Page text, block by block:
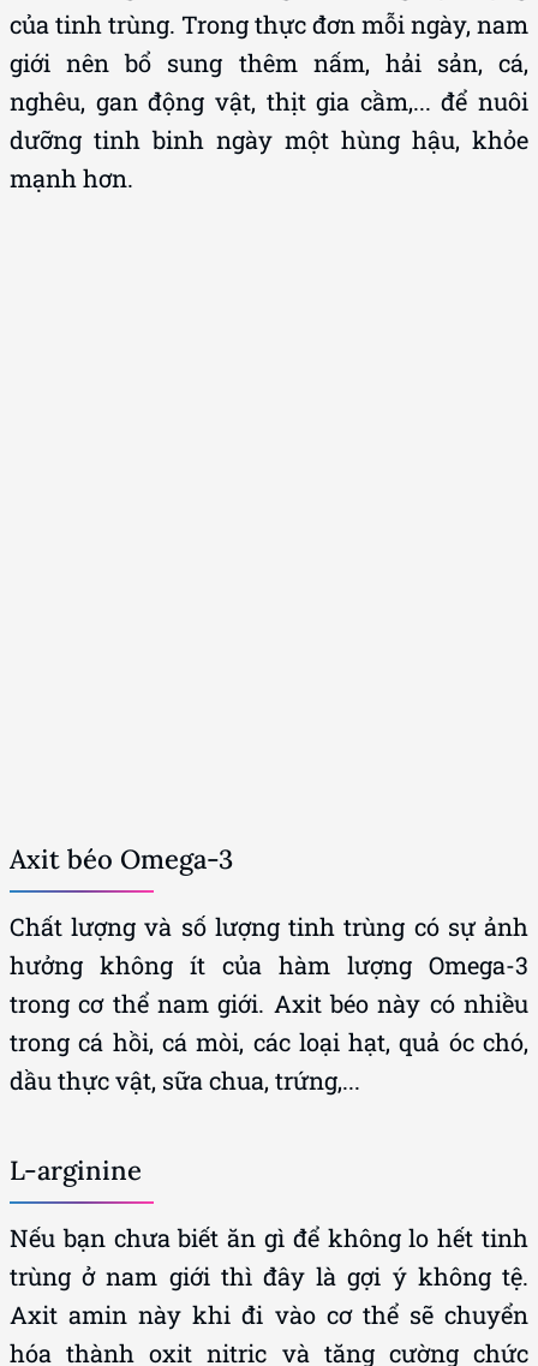
của tinh trùng. Trong thực đơn mỗi ngày, nam
giới nên bổ sung thêm nấm, hải sản, cá,
nghêu, gan động vật, thịt gia cầm,... để nuôi
dưỡng tinh binh ngày một hùng hậu, khỏe
mạnh hơn.
Axit béo Omega-3
Chất lượng và số lượng tinh trùng có sự ảnh
hưởng không ít của hàm lượng Omega-3
trong cơ thể nam giới. Axit béo này có nhiều
trong cá hồi, cá mòi, các loại hạt, quả óc chó,
dầu thực vật, sữa chua, trứng,...
L-arginine
Nếu bạn chưa biết ăn gì để không lo hết tinh
trùng ở nam giới thì đây là gợi ý không tệ.
Axit amin này khi đi vào cơ thể sẽ chuyển
hóa thành oxit nitric và tăng cường chức